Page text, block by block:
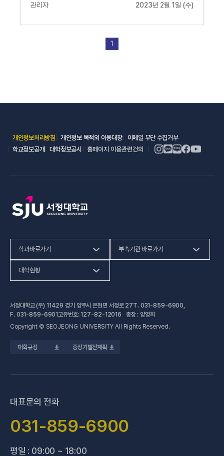
2023년 2월 1일 (수)
관리자
1
개인정보처리방침(새 창 열림)
개인정보 목적외 이용대장(새 창 열림)
이메일 무단 수집거부(새 창 열림)
학교정보공개(새 창 열림)
대학정보공시(새 창 열림)
홈페이지 이용관련건의
학과바로가기
인문사회계열
공학계열
전문기술석사
부속기관 바로가기
건강증진센터(새 창 열림)
교육혁신지원센터(새 창 열림)
성인학습지원센터
대학현황
대학정보공시(새 창 열림)
업무추진비 사용내역
법정위원회 회의록
대학규정 중장기발전계획
서정대학교 (우) 11429 경기 양주시 은현면 서정로 27T. 031-859-6900,
F. 031-859-6901고유번호: 127-82-12016 총장 : 양영희
Copyright © SEOJEONG UNIVERSITY All Rights Reserved.
대표문의 전화
031-859-6900
평일 : 09:00 ~ 18:00